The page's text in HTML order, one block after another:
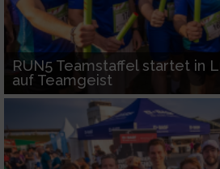
RUN5 Teamstaffel startet in
auf Teamgeist